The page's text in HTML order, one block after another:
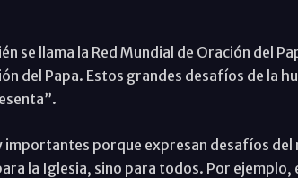
se llama la Red Mundial de Oración del
del Papa. Estos grandes desafíos de la
importantes porque expresan desafíos del
la Iglesia, sino para todos. Por ejemplo,